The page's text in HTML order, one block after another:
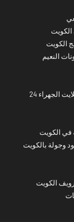
الكويت
النعيم
فني تصليح ستلايت الجهراء فني صيانة ستلايت الجهراء 24
في الكويت
وجولة بالكويت
الكويت